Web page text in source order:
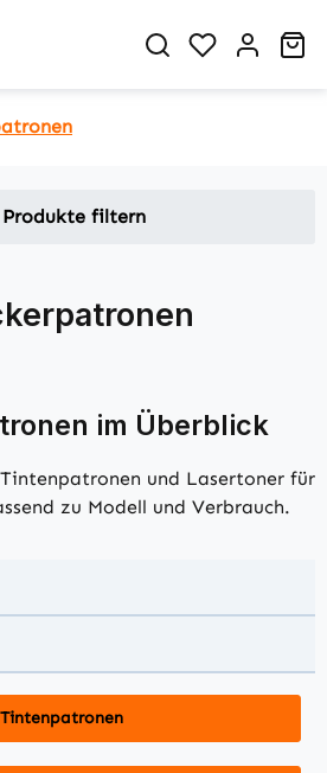
Du hast 0
Produkte filtern
im Überblick
und Lasertoner für
zu Modell und Verbrauch.
Tintenpatronen